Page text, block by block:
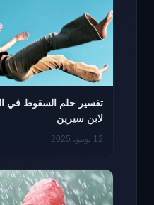
تفسير حلم السقوط في
لابن سيرين
12 يونيو، 2025